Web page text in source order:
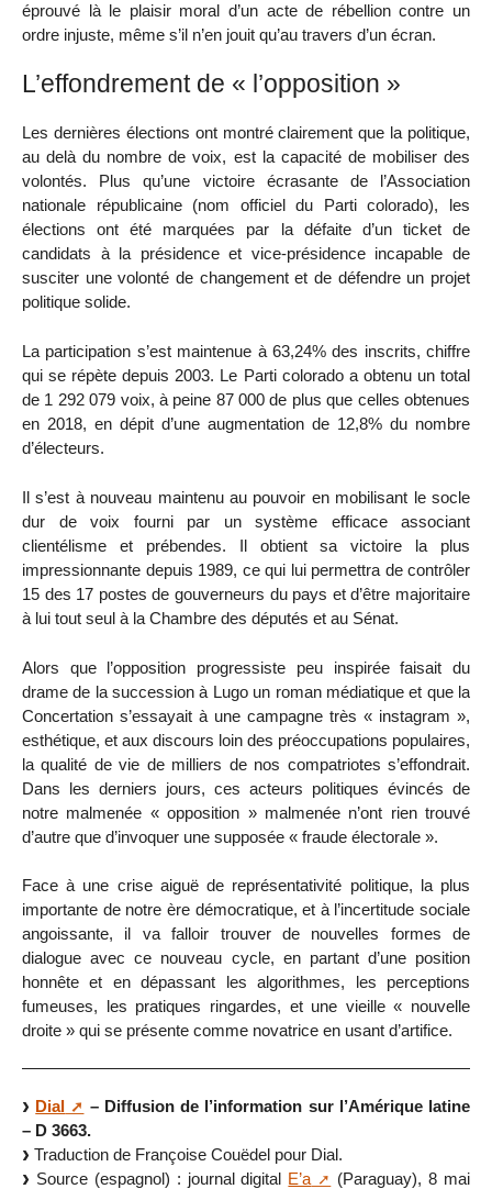
éprouvé là le plaisir moral d’un acte de rébellion contre un
ordre injuste, même s’il n’en jouit qu’au travers d’un écran.
L’effondrement de « l’opposition »
Les dernières élections ont montré clairement que la politique,
au delà du nombre de voix, est la capacité de mobiliser des
volontés. Plus qu’une victoire écrasante de l’Association
nationale républicaine (nom officiel du Parti colorado), les
élections ont été marquées par la défaite d’un ticket de
candidats à la présidence et vice-présidence incapable de
susciter une volonté de changement et de défendre un projet
politique solide.
La participation s’est maintenue à 63,24% des inscrits, chiffre
qui se répète depuis 2003. Le Parti colorado a obtenu un total
de 1 292 079 voix, à peine 87 000 de plus que celles obtenues
en 2018, en dépit d’une augmentation de 12,8% du nombre
d’électeurs.
Il s’est à nouveau maintenu au pouvoir en mobilisant le socle
dur de voix fourni par un système efficace associant
clientélisme et prébendes. Il obtient sa victoire la plus
impressionnante depuis 1989, ce qui lui permettra de contrôler
15 des 17 postes de gouverneurs du pays et d’être majoritaire
à lui tout seul à la Chambre des députés et au Sénat.
Alors que l’opposition progressiste peu inspirée faisait du
drame de la succession à Lugo un roman médiatique et que la
Concertation s’essayait à une campagne très « instagram »,
esthétique, et aux discours loin des préoccupations populaires,
la qualité de vie de milliers de nos compatriotes s’effondrait.
Dans les derniers jours, ces acteurs politiques évincés de
notre malmenée « opposition » malmenée n’ont rien trouvé
d’autre que d’invoquer une supposée « fraude électorale ».
Face à une crise aiguë de représentativité politique, la plus
importante de notre ère démocratique, et à l’incertitude sociale
angoissante, il va falloir trouver de nouvelles formes de
dialogue avec ce nouveau cycle, en partant d’une position
honnête et en dépassant les algorithmes, les perceptions
fumeuses, les pratiques ringardes, et une vieille « nouvelle
droite » qui se présente comme novatrice en usant d’artifice.
Dial
– Diffusion de l’information sur l’Amérique latine
– D 3663.
Traduction de Françoise Couëdel pour Dial.
Source (espagnol) : journal digital E’a
(Paraguay), 8 mai